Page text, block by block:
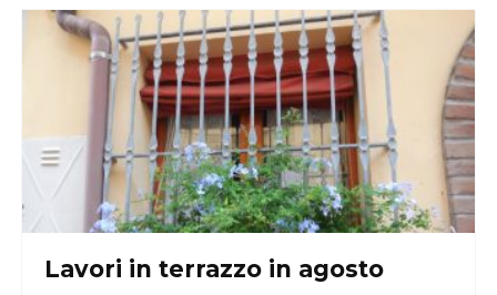
Lavori in terrazzo in agosto